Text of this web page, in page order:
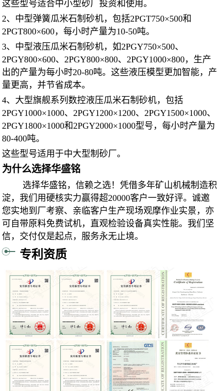
这些型号适合中小型砂厂投资和使用。
2、中型弹簧瓜米石制砂机，包括2PGT750×500和
2PGT800×600，每小时产量为10-50吨。
3、中型液压瓜米石制砂机，如2PGY750×500、
2PGY800×600、2PGY800×800、2PGY1000×800，生产
出的产量为每小时20-80吨。这些液压模型更加智能，产
量更高，并节省成本。
4、大型旗舰系列数控液压瓜米石制砂机，包括
2PGY1000×1000、2PGY1200×1200、2PGY1500×1000、
2PGY1800×1000和2PGY2000×1000型号，每小时产量为
80-400吨。
这些型号适用于中大型制砂厂。
为什么选择华盛铭
选择华盛铭，信赖之选！凭借多年矿山机械制造积
淀，我们用硬核实力赢得超20000客户一致好评。诚邀
您实地到厂考察、亲临客户生产现场观摩作业实景，亦
可自带原料免费试机，直观检验设备真实性能。我们坚
信，交付仅是起点，服务永无止境。
专利资质